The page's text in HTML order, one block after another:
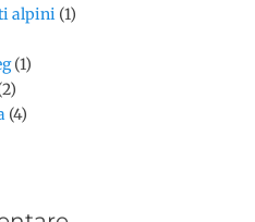
alpini (1)
(1)
(4)